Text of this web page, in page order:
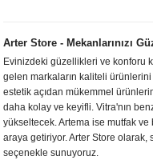
Arter Store - Mekanlarınızı
Evinizdeki güzellikleri ve konforu
gelen markaların kaliteli
estetik açıdan mükemmel
daha kolay ve keyifli. Vitra'nın
yükseltecek. Artema ise mutfak ve
araya getiriyor. Arter Store olarak,
seçenekle sunuyoruz.